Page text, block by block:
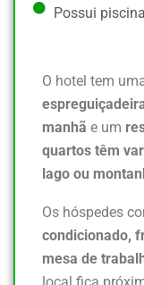
Possui piscina
O hotel tem
manhã e um
quartos têm
lago ou
Os hóspedes
condicionado,
mesa de
local fica